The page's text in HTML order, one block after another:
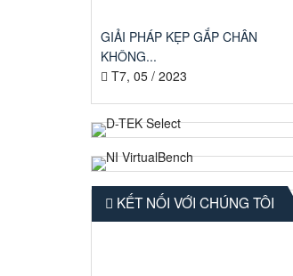
GIẢI PHÁP KẸP GẮP CHÂN
KHÔNG...
T7, 05 / 2023
KẾT NỐI VỚI CHÚNG TÔI